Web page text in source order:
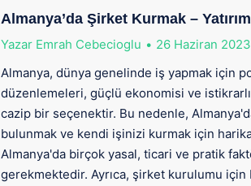
Almanya’da Şirket Kurmak –
Yazar Emrah Cebecioglu
26 Haziran 2023
Almanya, dünya genelinde iş yapmak için
düzenlemeleri, güçlü ekonomisi ve
cazip bir seçenektir. Bu nedenle,
bulunmak ve kendi işinizi kurmak için
Almanya'da birçok yasal, ticari ve pratik
gerekmektedir. Ayrıca, şirket kurulumu